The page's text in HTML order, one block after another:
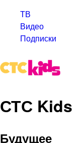
ТВ
Видео
Подписки
СТС Kids
Будущее